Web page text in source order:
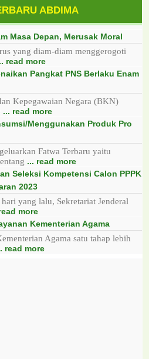
ABDIMA
Masa Depan, Merusak Moral
yang diam-diam menggerogoti
read more
Pangkat PNS Berlaku Enam
Kepegawaian Negara (BKN)
... read more
Menggunakan Produk Pro
Fatwa Terbaru yaitu
... read more
Seleksi Kompetensi Calon PPPK
2023
yang lalu, Sekretariat Jenderal
more
Kementerian Agama
Agama satu tahap lebih
read more